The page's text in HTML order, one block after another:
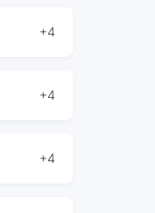
+4
+4
+4